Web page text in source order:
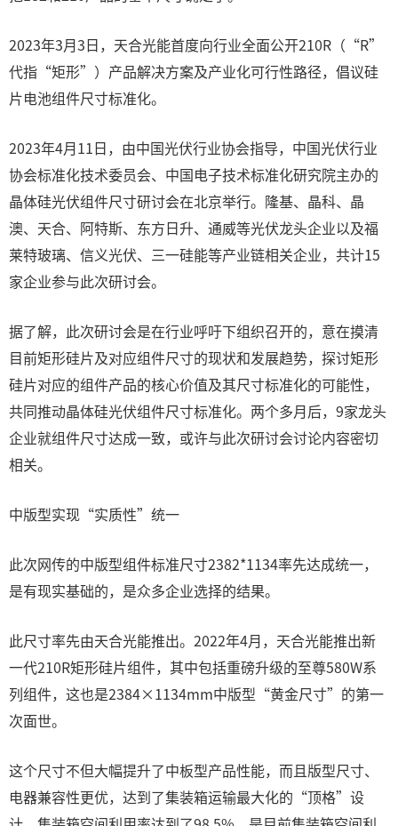
2023年3月3日，天合光能首度向行业全面公开210R（“R”
代指“矩形”）产品解决方案及产业化可行性路径，倡议硅
片电池组件尺寸标准化。
2023年4月11日，由中国光伏行业协会指导，中国光伏行业
协会标准化技术委员会、中国电子技术标准化研究院主办的
晶体硅光伏组件尺寸研讨会在北京举行。隆基、晶科、晶
澳、天合、阿特斯、东方日升、通威等光伏龙头企业以及福
莱特玻璃、信义光伏、三一硅能等产业链相关企业，共计15
家企业参与此次研讨会。
据了解，此次研讨会是在行业呼吁下组织召开的，意在摸清
目前矩形硅片及对应组件尺寸的现状和发展趋势，探讨矩形
硅片对应的组件产品的核心价值及其尺寸标准化的可能性，
共同推动晶体硅光伏组件尺寸标准化。两个多月后，9家龙头
企业就组件尺寸达成一致，或许与此次研讨会讨论内容密切
相关。
中版型实现“实质性”统一
此次网传的中版型组件标准尺寸2382*1134率先达成统一，
是有现实基础的，是众多企业选择的结果。
此尺寸率先由天合光能推出。2022年4月，天合光能推出新
一代210R矩形硅片组件，其中包括重磅升级的至尊580W系
列组件，这也是2384×1134mm中版型“黄金尺寸”的第一
次面世。
这个尺寸不但大幅提升了中板型产品性能，而且版型尺寸、
电器兼容性更优，达到了集装箱运输最大化的“顶格”设